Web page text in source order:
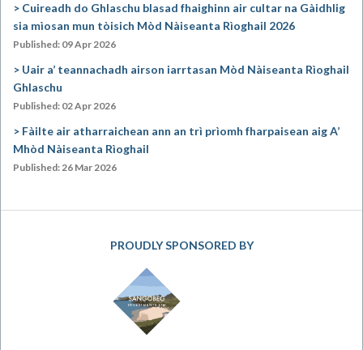
Cuireadh do Ghlaschu blasad fhaighinn air cultar na Gàidhlig
sia mìosan mun tòisich Mòd Nàiseanta Rìoghail 2026
Published: 09 Apr 2026
Uair a’ teannachadh airson iarrtasan Mòd Nàiseanta Rìoghail
Ghlaschu
Published: 02 Apr 2026
Fàilte air atharraichean ann an trì prìomh fharpaisean aig A’
Mhòd Nàiseanta Rìoghail
Published: 26 Mar 2026
PROUDLY SPONSORED BY